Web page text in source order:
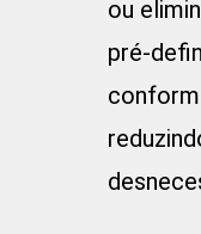
ou
pré-